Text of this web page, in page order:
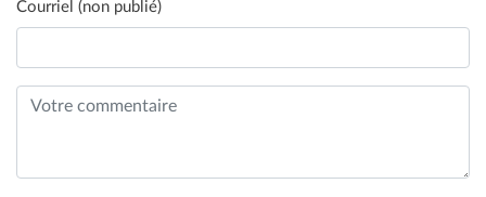
Courriel (non publié)